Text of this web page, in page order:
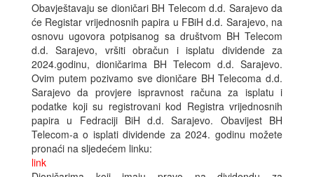
Obavještavaju se dioničari BH Telecom d.d. Sarajevo da
će Registar vrijednosnih papira u FBiH d.d. Sarajevo, na
osnovu ugovora potpisanog sa društvom BH Telecom
d.d. Sarajevo, vršiti obračun i isplatu dividende za
2024.godinu, dioničarima BH Telecom d.d. Sarajevo.
Ovim putem pozivamo sve dioničare BH Telecoma d.d.
Sarajevo da provjere ispravnost računa za isplatu i
podatke koji su registrovani kod Registra vrijednosnih
papira u Fedraciji BiH d.d. Sarajevo. Obavijest BH
Telecom-a o isplati dividende za 2024. godinu možete
pronaći na sljedećem linku:
link